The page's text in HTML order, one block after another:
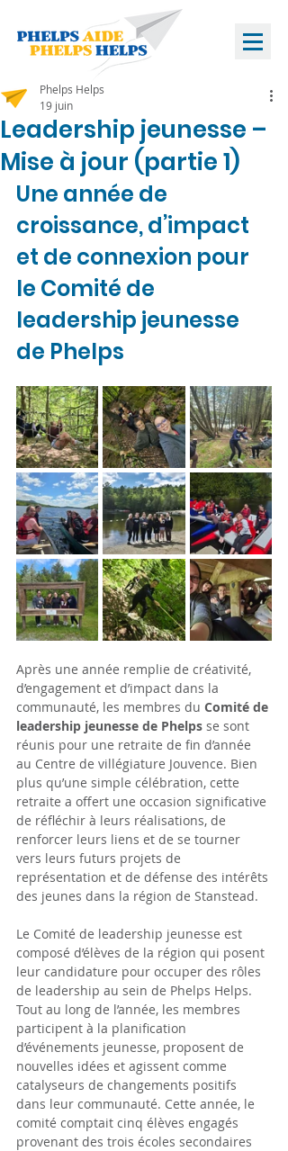
Leadership jeunesse –
Mise à jour (partie 1)
Phelps Helps
19 juin
Une année de
croissance, d’impact
et de connexion pour
le Comité de
leadership jeunesse
de Phelps
Après une année remplie de créativité,
d’engagement et d’impact dans la
communauté, les membres du Comité de
leadership jeunesse de Phelps se sont
réunis pour une retraite de fin d’année
au Centre de villégiature Jouvence. Bien
plus qu’une simple célébration, cette
retraite a offert une occasion significative
de réfléchir à leurs réalisations, de
renforcer leurs liens et de se tourner
vers leurs futurs projets de
représentation et de défense des intérêts
des jeunes dans la région de Stanstead.
Le Comité de leadership jeunesse est
composé d’élèves de la région qui posent
leur candidature pour occuper des rôles
de leadership au sein de Phelps Helps.
Tout au long de l’année, les membres
participent à la planification
d’événements jeunesse, proposent de
nouvelles idées et agissent comme
catalyseurs de changements positifs
dans leur communauté. Cette année, le
comité comptait cinq élèves engagés
provenant des trois écoles secondaires